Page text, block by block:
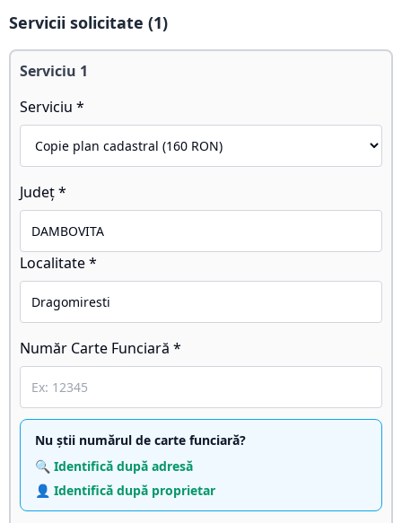
Servicii solicitate (1)
Serviciu 1
Serviciu *
Județ *
Localitate *
Număr Carte Funciară *
Nu știi numărul de carte funciară?
🔍 Identifică după adresă
👤 Identifică după proprietar